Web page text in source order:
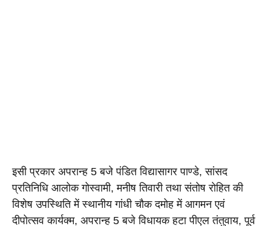
इसी प्रकार अपरान्ह 5 बजे पंडित विद्यासागर पाण्डे, सांसद
प्रतिनिधि आलोक गोस्वामी, मनीष तिवारी तथा संतोष रोहित की
विशेष उपस्थिति में स्थानीय गांधी चौक दमोह में आगमन एवं
दीपोत्सव कार्यक्म, अपरान्ह 5 बजे विधायक हटा पीएल तंतुवाय, पूर्व